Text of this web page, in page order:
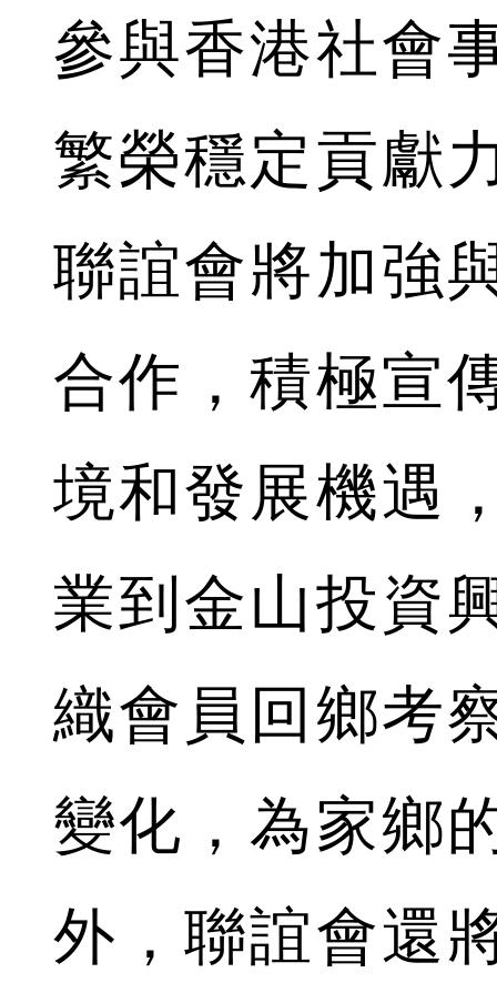
參與香港社會
繁榮穩定貢獻
聯誼會將加強
合作，積極宣
境和發展機遇
業到金山投資
織會員回鄉考
變化，為家鄉
外，聯誼會還